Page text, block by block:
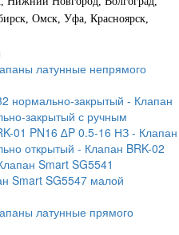
Омск, Уфа, Красноярск,
латунные непрямого
нормально-закрытый - Клапан
закрытый с ручным
01 PN16 ∆P 0.5-16 НЗ - Клапан
открытый - Клапан BRK-02
Smart SG5541
Smart SG5547 малой
латунные прямого